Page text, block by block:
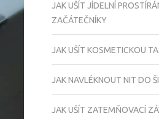
JAK UŠÍT JÍDELNÍ
ZAČÁTEČNÍKY
JAK UŠÍT KOSMETICKOU
JAK NAVLÉKNOUT NIT DO
JAK UŠÍT ZATEMŇOVACÍ